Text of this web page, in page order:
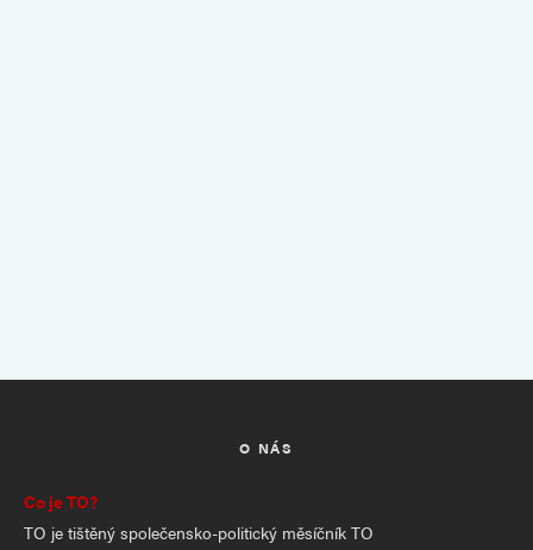
O NÁS
Co je TO?
TO je tištěný společensko-politický měsíčník TO